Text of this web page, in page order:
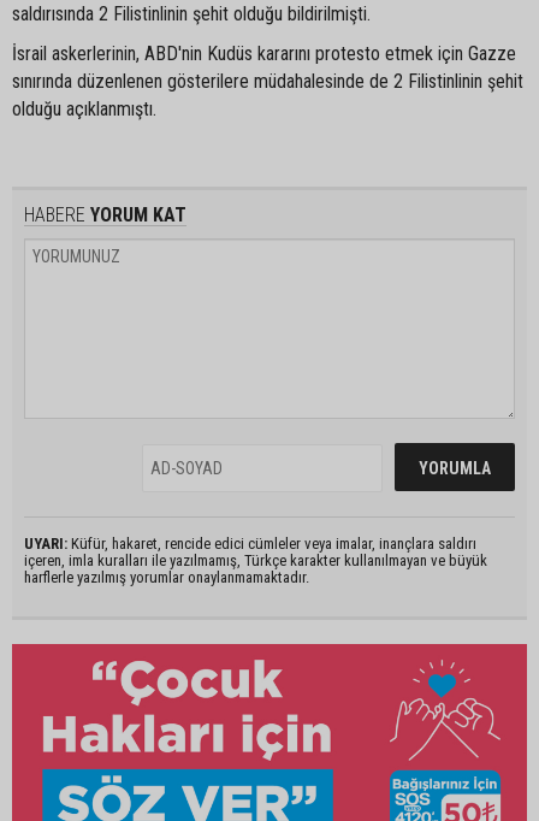
saldırısında 2 Filistinlinin şehit olduğu bildirilmişti.
İsrail askerlerinin, ABD'nin Kudüs kararını protesto etmek için Gazze
sınırında düzenlenen gösterilere müdahalesinde de 2 Filistinlinin şehit
olduğu açıklanmıştı.
HABERE YORUM KAT
UYARI: Küfür, hakaret, rencide edici cümleler veya imalar, inançlara saldırı
içeren, imla kuralları ile yazılmamış, Türkçe karakter kullanılmayan ve büyük
harflerle yazılmış yorumlar onaylanmamaktadır.